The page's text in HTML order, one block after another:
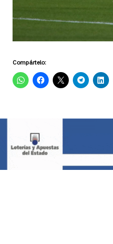
Compártelo: